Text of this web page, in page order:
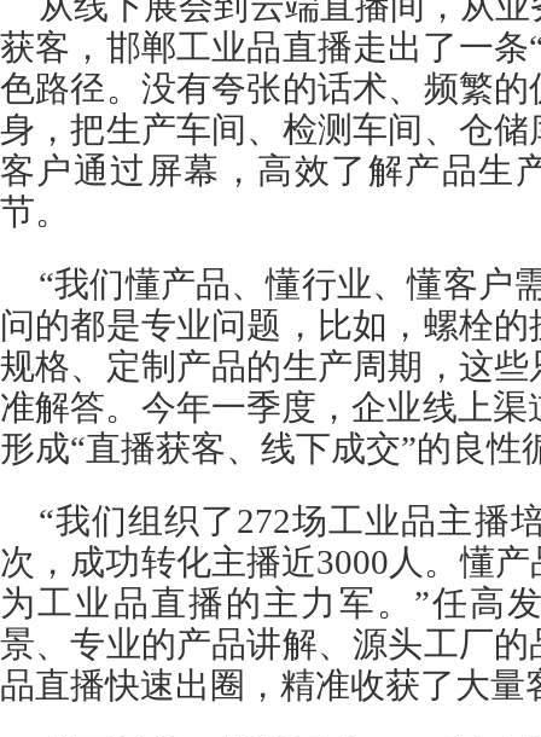
获客，邯郸工业品直播走出了一条
色路径。没有夸张的话术、频繁
身，把生产车间、检测车间、仓
客户通过屏幕，高效了解产品生
节。
“我们懂产品、懂行业、懂客户
问的都是专业问题，比如，螺栓
规格、定制产品的生产周期，这
准解答。今年一季度，企业线上渠
形成“直播获客、线下成交”的良性
“我们组织了272场工业品主播
次，成功转化主播近3000人。懂
为工业品直播的主力军。”任高
景、专业的产品讲解、源头工厂
品直播快速出圈，精准收获了大量